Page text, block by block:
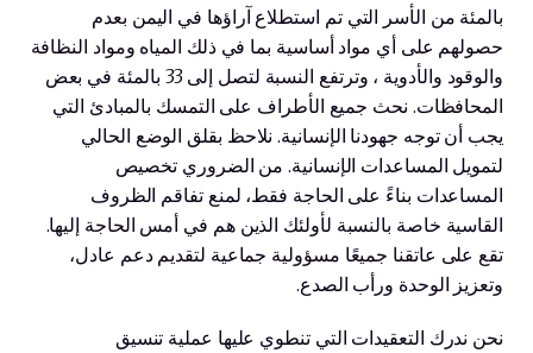
بالمئة من الأسر التي تم استطلاع آراؤها في اليمن بعدم
حصولهم على أي مواد أساسية بما في ذلك المياه ومواد النظافة
والوقود والأدوية ، وترتفع النسبة لتصل إلى 33 بالمئة في بعض
المحافظات. نحث جميع الأطراف على التمسك بالمبادئ التي
يجب أن توجه جهودنا الإنسانية. نلاحظ بقلق الوضع الحالي
لتمويل المساعدات الإنسانية. من الضروري تخصيص
المساعدات بناءً على الحاجة فقط، لمنع تفاقم الظروف
القاسية خاصة بالنسبة لأولئك الذين هم في أمس الحاجة إليها.
تقع على عاتقنا جميعًا مسؤولية جماعية لتقديم دعم عادل،
وتعزيز الوحدة ورأب الصدع.
نحن ندرك التعقيدات التي تنطوي عليها عملية تنسيق